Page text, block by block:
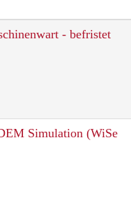
- befristet
Simulation (WiSe